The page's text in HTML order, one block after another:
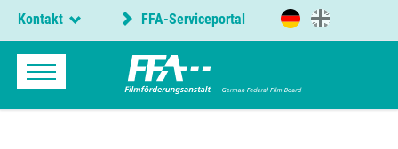
Kontakt FFA-Serviceportal